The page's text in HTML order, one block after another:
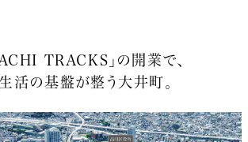
TRACKS」の開業で、
活の基盤が整う大井町。